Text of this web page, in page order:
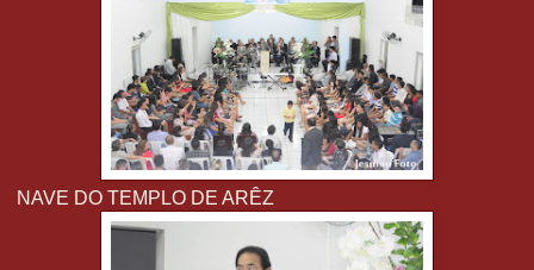
NAVE DO TEMPLO DE ARÊZ